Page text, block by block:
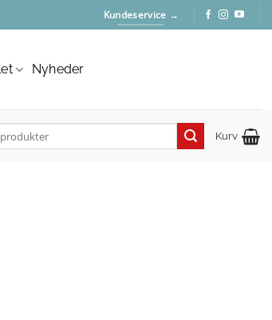
Kundeservice →
Nyheder
Kurv